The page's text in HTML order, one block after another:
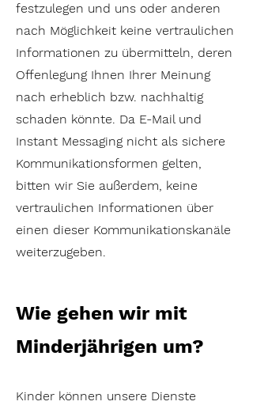
festzulegen und uns oder anderen
nach Möglichkeit keine vertraulichen
Informationen zu übermitteln, deren
Offenlegung Ihnen Ihrer Meinung
nach erheblich bzw. nachhaltig
schaden könnte. Da E-Mail und
Instant Messaging nicht als sichere
Kommunikationsformen gelten,
bitten wir Sie außerdem, keine
vertraulichen Informationen über
einen dieser Kommunikationskanäle
weiterzugeben.
Wie gehen wir mit
Minderjährigen um?
Kinder können unsere Dienste